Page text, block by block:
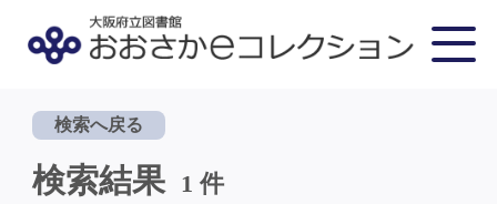
検索へ戻る
検索結果 1 件